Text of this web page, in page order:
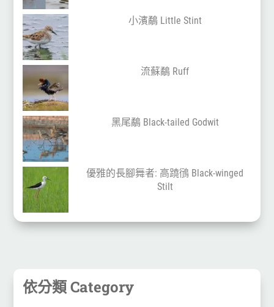
小濱鷸 Little Stint
流蘇鷸 Ruff
黑尾鷸 Black-tailed Godwit
優雅的長腳舞者: 高蹺鴴 Black-winged
Stilt
依分類 Category